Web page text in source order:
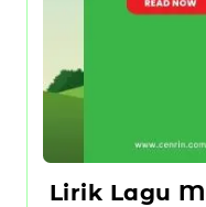
Lirik Lagu